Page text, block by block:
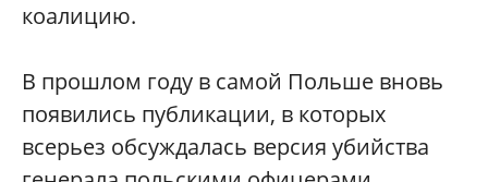
коалицию.
В прошлом году в самой Польше вновь
появились публикации, в которых
всерьез обсуждалась версия убийства